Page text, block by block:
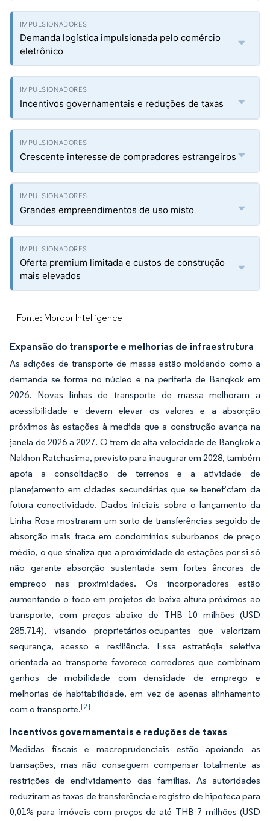
Demanda logística impulsionada pelo comércio
eletrônico
Incentivos governamentais e reduções de taxas
Crescente interesse de compradores estrangeiros
Grandes empreendimentos de uso misto
Oferta premium limitada e custos de construção
mais elevados
Fonte: Mordor Intelligence
Expansão do transporte e melhorias de infraestrutura
As adições de transporte de massa estão moldando como a
demanda se forma no núcleo e na periferia de Bangkok em
2026. Novas linhas de transporte de massa melhoram a
acessibilidade e devem elevar os valores e a absorção
próximos às estações à medida que a construção avança na
janela de 2026 a 2027. O trem de alta velocidade de Bangkok a
Nakhon Ratchasima, previsto para inaugurar em 2028, também
apoia a consolidação de terrenos e a atividade de
planejamento em cidades secundárias que se beneficiam da
futura conectividade. Dados iniciais sobre o lançamento da
Linha Rosa mostraram um surto de transferências seguido de
absorção mais fraca em condomínios suburbanos de preço
médio, o que sinaliza que a proximidade de estações por si só
não garante absorção sustentada sem fortes âncoras de
emprego nas proximidades. Os incorporadores estão
aumentando o foco em projetos de baixa altura próximos ao
transporte, com preços abaixo de THB 10 milhões (USD
285.714), visando proprietários-ocupantes que valorizam
segurança, acesso e resiliência. Essa estratégia seletiva
orientada ao transporte favorece corredores que combinam
ganhos de mobilidade com densidade de emprego e
melhorias de habitabilidade, em vez de apenas alinhamento
com o transporte.[2]
Incentivos governamentais e reduções de taxas
Medidas fiscais e macroprudenciais estão apoiando as
transações, mas não conseguem compensar totalmente as
restrições de endividamento das famílias. As autoridades
reduziram as taxas de transferência e registro de hipoteca para
0,01% para imóveis com preços de até THB 7 milhões (USD